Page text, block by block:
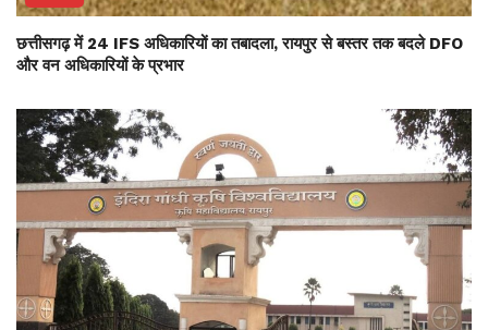
छत्तीसगढ़ में 24 IFS अधिकारियों का तबादला, रायपुर से बस्तर तक बदले DFO
और वन अधिकारियों के प्रभार